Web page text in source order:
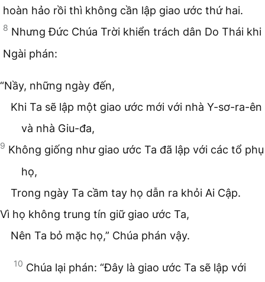
hoàn hảo rồi thì không cần lập giao ước thứ hai.
8 Nhưng Đức Chúa Trời khiển trách dân Do Thái khi
Ngài phán:
“Nầy, những ngày đến,
Khi Ta sẽ lập một giao ước mới với nhà Y-sơ-ra-ên
và nhà Giu-đa,
9 Không giống như giao ước Ta đã lập với các tổ phụ
họ,
Trong ngày Ta cầm tay họ dẫn ra khỏi Ai Cập.
Vì họ không trung tín giữ giao ước Ta,
Nên Ta bỏ mặc họ,” Chúa phán vậy.
10 Chúa lại phán: “Đây là giao ước Ta sẽ lập với